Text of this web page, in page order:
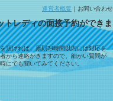
運営者概要 ｜お問い合わせ
トレディの面接予約ができま
頂ければ、原則24時間以内には対応を
から連絡がきますので、細かい質問が
にでも聞いてみてください。